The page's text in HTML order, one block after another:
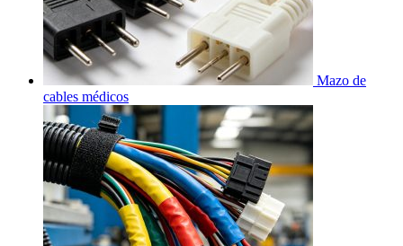
Mazo de
cables médicos